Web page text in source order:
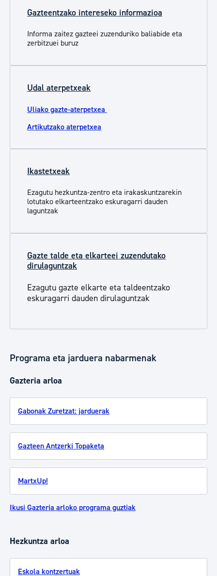
Gazteentzako intereseko informazioa
Informa zaitez gazteei zuzenduriko baliabide eta
zerbitzuei buruz
Udal aterpetxeak
Uliako gazte-aterpetxea
Artikutzako aterpetxea
Ikastetxeak
Ezagutu hezkuntza-zentro eta irakaskuntzarekin
lotutako elkarteentzako eskuragarri dauden
laguntzak
Gazte talde eta elkarteei zuzendutako
dirulaguntzak
Ezagutu gazte elkarte eta taldeentzako
eskuragarri dauden dirulaguntzak
Programa eta jarduera nabarmenak
Gazteria arloa
Gabonak Zuretzat: jarduerak
Gazteen Antzerki Topaketa
MartxUp!
Ikusi Gazteria arloko programa guztiak
Hezkuntza arloa
Eskola kontzertuak